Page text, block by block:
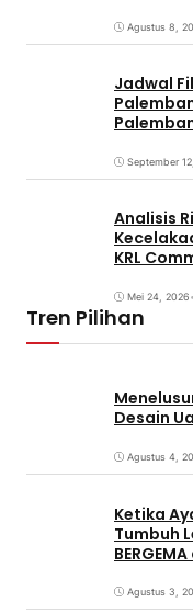
Agustus 8,
Jadwal
September
Analisis
KRL
Mei 24, 2026•
Tren Pilihan
Desain
Agustus 4,
Ketika
Tumbuh
Agustus 3,